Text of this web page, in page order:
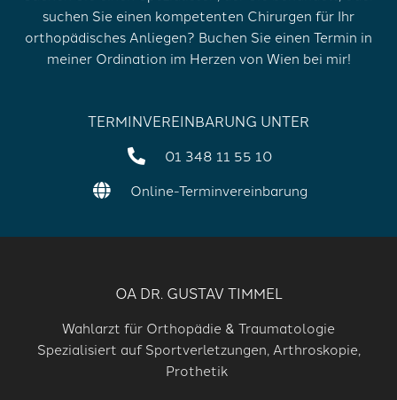
suchen Sie einen kompetenten Chirurgen für Ihr
orthopädisches Anliegen? Buchen Sie einen Termin in
meiner Ordination im Herzen von Wien bei mir!
TERMINVEREINBARUNG UNTER
01 348 11 55 10
Online-Terminvereinbarung
OA DR. GUSTAV TIMMEL
Wahlarzt für Orthopädie & Traumatologie
Spezialisiert auf Sportverletzungen, Arthroskopie,
Prothetik